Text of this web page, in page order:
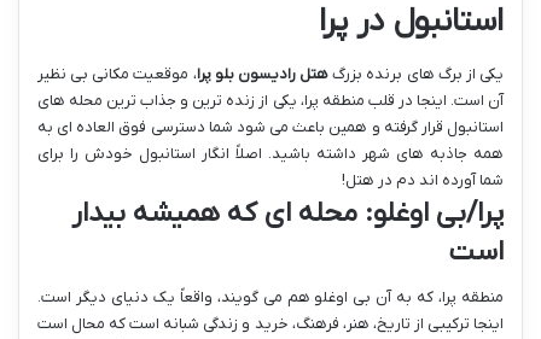
استانبول در پرا
یکی از برگ های برنده بزرگهتل رادیسون بلو پرا، موقعیت مکانی بی نظیر
آن است. اینجا در قلب منطقه پرا، یکی از زنده ترین و جذاب ترین محله های
استانبول قرار گرفته و همین باعث می شود شما دسترسی فوق العاده ای به
همه جاذبه های شهر داشته باشید. اصلاً انگار استانبول خودش را برای
شما آورده اند دم در هتل!
پرا/بی اوغلو: محله ای که همیشه بیدار
است
منطقه پرا، که به آن بی اوغلو هم می گویند، واقعاً یک دنیای دیگر است.
اینجا ترکیبی از تاریخ، هنر، فرهنگ، خرید و زندگی شبانه است که محال است